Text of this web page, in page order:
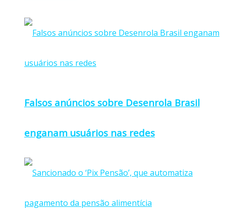
Falsos anúncios sobre Desenrola Brasil
enganam usuários nas redes